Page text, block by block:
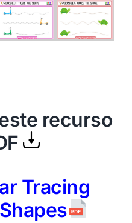
recurso
Tracing